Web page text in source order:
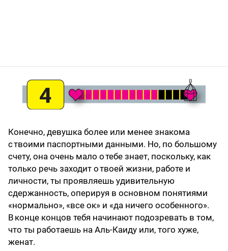
Конечно, девушка более или менее знакома
с твоими паспортными данными. Но, по большому
счету, она очень мало о тебе знает, поскольку, как
только речь заходит о твоей жизни, работе и
личности, ты проявляешь удивительную
сдержанность, оперируя в основном понятиями
«нормально», «все ок» и «да ничего особенного».
В конце концов тебя начинают подозревать в том,
что ты работаешь на Аль-Каиду или, того хуже,
женат.